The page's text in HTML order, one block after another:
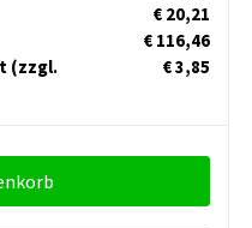
€ 20,21
€ 116,46
(zzgl.
€ 3,85